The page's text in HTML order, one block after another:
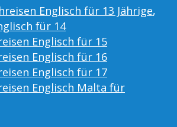
Englisch für 13 Jährige,
für 14
Englisch für 15
Englisch für 16
Englisch für 17
Englisch Malta für